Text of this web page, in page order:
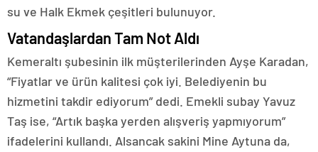
su ve Halk Ekmek çeşitleri bulunuyor.
Vatandaşlardan Tam Not Aldı
Kemeraltı şubesinin ilk müşterilerinden Ayşe Karadan,
“Fiyatlar ve ürün kalitesi çok iyi. Belediyenin bu
hizmetini takdir ediyorum” dedi. Emekli subay Yavuz
Taş ise, “Artık başka yerden alışveriş yapmıyorum”
ifadelerini kullandı. Alsancak sakini Mine Aytuna da,